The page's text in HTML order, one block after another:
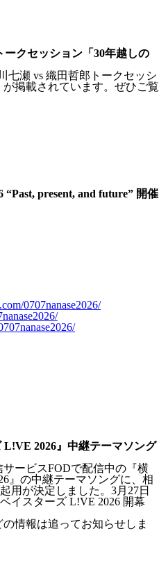
クセッション「30年越しの
瀬 vs 織田哲郎トークセッシ
掲載されています。ぜひご覧
present, and future” 開催
0707nanase2026/
2026』中継テーマソング
ービスFODで配信中の『横
』の中継テーマソングに、相
用が決定しました。3月27日
イスターズ L!VE 2026 開幕
情報は追ってお知らせしま